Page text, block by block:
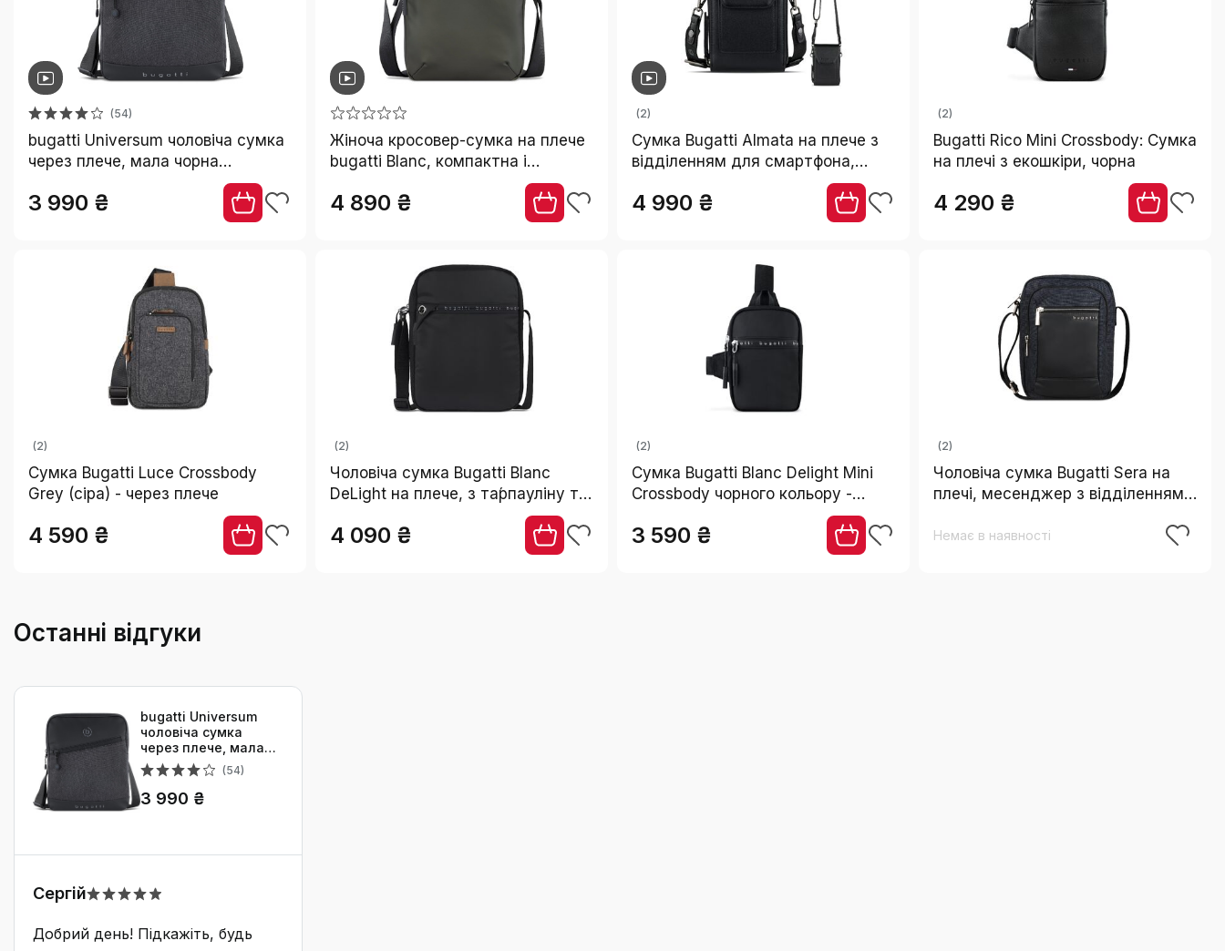
СКИНУТИ
(54)
bugatti Universum чоловіча сумка
через плече, мала чорна
3 990 ₴
Жіноча кросовер-сумка на плече
bugatti Blanc, компактна і
4 890 ₴
(2)
Сумка Bugatti Almata на плече з
відділенням для смартфона,
кросбоді для жінок, чорна
4 990 ₴
(2)
Bugatti Rico Mini Crossbody: Сумка
на плечі з екошкіри, чорна
4 290 ₴
(2)
Сумка Bugatti Luce Crossbody
Grey (сіра) - через плече
4 590 ₴
(2)
Чоловіча сумка Bugatti Blanc
DeLight на плече, з та́рпауліну та
4 090 ₴
(2)
Сумка Bugatti Blanc Delight Mini
Crossbody чорного кольору -
3 590 ₴
(2)
Чоловіча сумка Bugatti Sera на
плечі, месенджер з відділенням
Немає в наявності
Останні відгуки
bugatti Universum
чоловіча сумка
через плече, мала
чорна месенджер-
сумка
(54)
3 990 ₴
Сергій
Добрий день! Підкажіть, будь